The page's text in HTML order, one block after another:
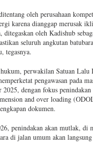
oleh perusahaan
karena dianggap merusak
ditegaskan oleh Kadishub
seluruh angkutan
tegasnya.
perwakilan Satuan Lalu
pengawasan pada
2025, dengan fokus penindakan
and over loading
dokumen.
penindakan akan mutlak, di
di jalan umum akan